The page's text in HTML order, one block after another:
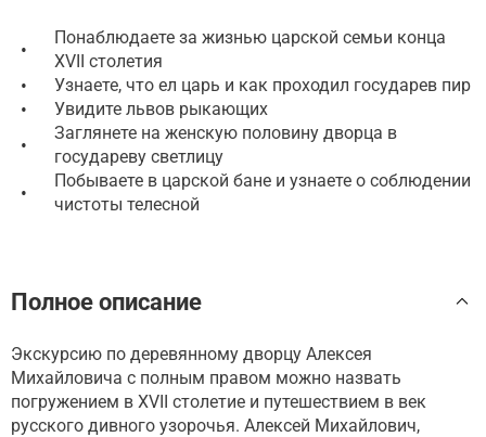
•
Понаблюдаете за жизнью царской семьи конца
XVII столетия
• Узнаете, что ел царь и как проходил государев пир
• Увидите львов рыкающих
•
Заглянете на женскую половину дворца в
государеву светлицу
•
Побываете в царской бане и узнаете о соблюдении
чистоты телесной
Полное описание
Экскурсию по деревянному дворцу Алексея
Михайловича с полным правом можно назвать
погружением в XVII столетие и путешествием в век
русского дивного узорочья. Алексей Михайлович,